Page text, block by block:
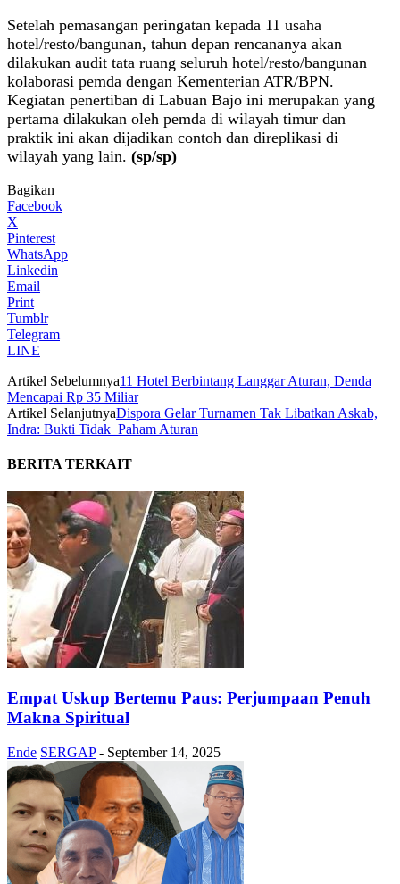
Setelah pemasangan peringatan kepada 11 usaha
hotel/resto/bangunan, tahun depan rencananya akan
dilakukan audit tata ruang seluruh hotel/resto/bangunan
kolaborasi pemda dengan Kementerian ATR/BPN.
Kegiatan penertiban di Labuan Bajo ini merupakan yang
pertama dilakukan oleh pemda di wilayah timur dan
praktik ini akan dijadikan contoh dan direplikasi di
wilayah yang lain. (sp/sp)
Bagikan
Facebook
X
Pinterest
WhatsApp
Linkedin
Email
Print
Tumblr
Telegram
LINE
Artikel Sebelumnya11 Hotel Berbintang Langgar Aturan, Denda
Mencapai Rp 35 Miliar
Artikel SelanjutnyaDispora Gelar Turnamen Tak Libatkan Askab,
Indra: Bukti Tidak Paham Aturan
BERITA TERKAIT
Empat Uskup Bertemu Paus: Perjumpaan Penuh
Makna Spiritual
Ende SERGAP - September 14, 2025